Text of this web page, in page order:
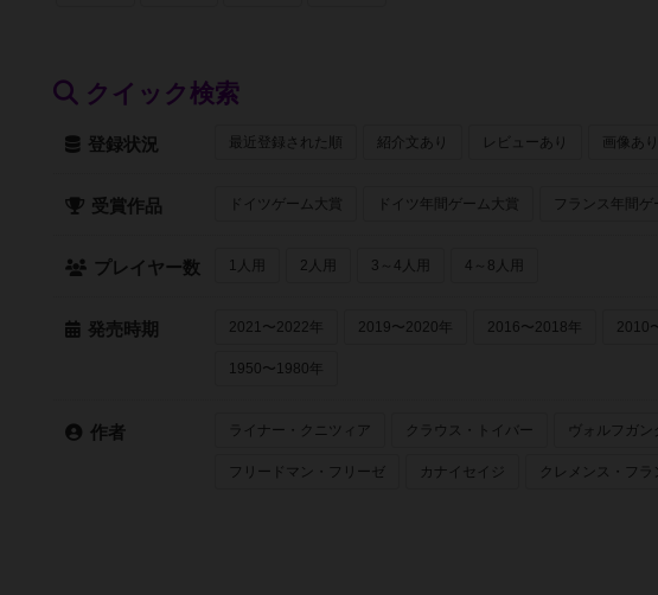
クイック検索
登録状況 最近登録された順 紹介文あり レビューあり 画像あり
受賞作品 ドイツゲーム大賞 ドイツ年間ゲーム大賞 フランス年間ゲ
プレイヤー数 1人用 2人用 3～4人用 4～8人用
発売時期 2021〜2022年 2019〜2020年 2016〜2018年 2010
1950〜1980年
作者 ライナー・クニツィア クラウス・トイバー ヴォルフガ
フリードマン・フリーゼ カナイセイジ クレメンス・フラ